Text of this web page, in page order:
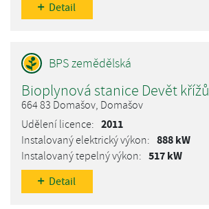
Detail
Bioplynová stanice Devět křížů
664 83 Domašov, Domašov
2011
888 kW
517 kW
Detail